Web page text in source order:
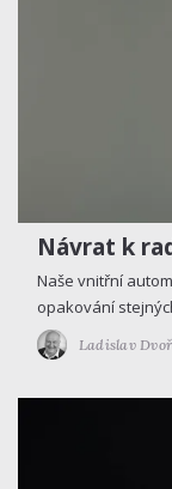
Návrat k
Naše vnitřní
opakování
Ladislav